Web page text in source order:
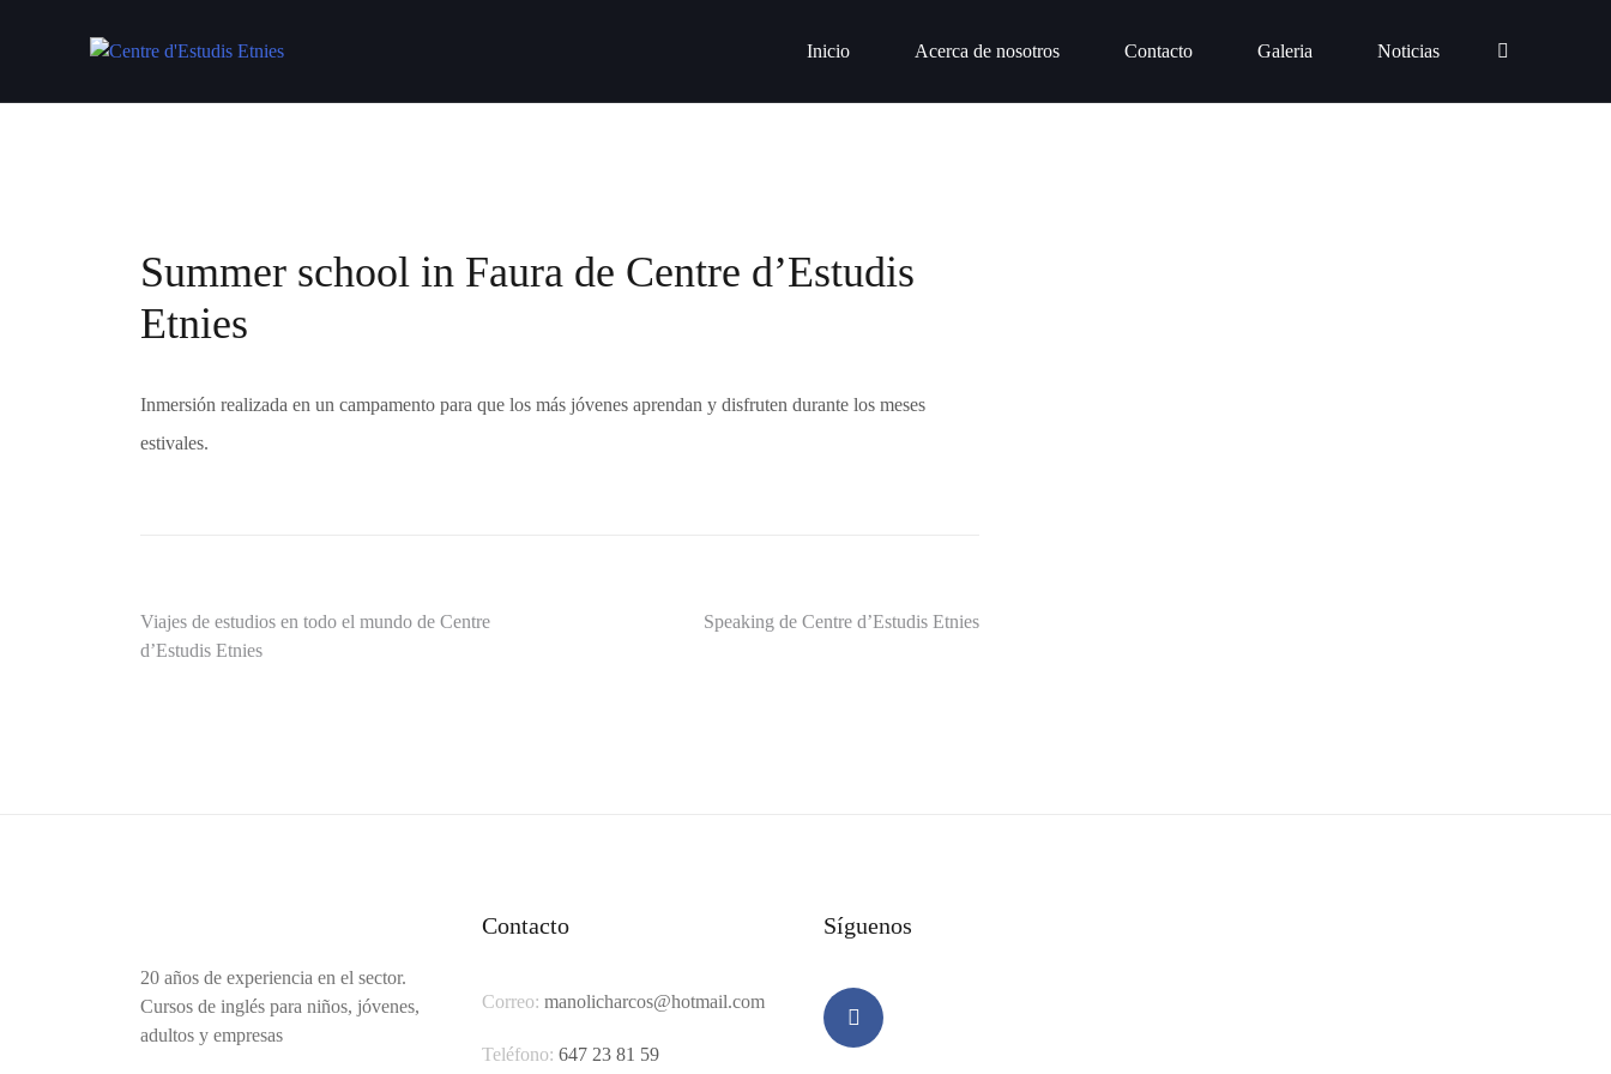
Inicio Acerca de nosotros Contacto Galeria Noticias
Summer school in Faura de Centre d’Estudis
Etnies
Inmersión realizada en un campamento para que los más jóvenes aprendan y disfruten durante los meses
estivales.
Navegación
Viajes de estudios en todo el mundo de Centre
d’Estudis Etnies
Speaking de Centre d’Estudis Etnies
20 años de experiencia en el sector.
Cursos de inglés para niños, jóvenes,
adultos y empresas
Contacto
Correo: manolicharcos@hotmail.com
Teléfono: 647 23 81 59
Síguenos